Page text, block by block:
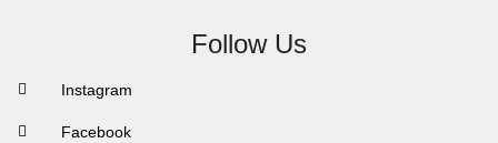
Follow Us
Instagram
Facebook